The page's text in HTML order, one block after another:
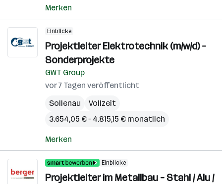
Merken
Einblicke
Projektleiter Elektrotechnik (m/w/d) –
Sonderprojekte
GWT Group
vor 7 Tagen veröffentlicht
Sollenau
Vollzeit
3.654,05 € – 4.815,15 € monatlich
Merken
Einblicke
Projektleiter im Metallbau – Stahl / Alu /